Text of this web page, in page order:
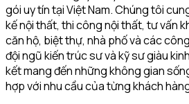
gói uy tín tại Việt Nam. Chúng tôi
kế nội thất, thi công nội thất, tư vấn
căn hộ, biệt thự, nhà phố và các
đội ngũ kiến trúc sư và kỹ sư giàu
kết mang đến những không gian
hợp với nhu cầu của từng khách